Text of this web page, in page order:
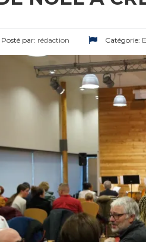
Posté par: rédaction Catégorie: